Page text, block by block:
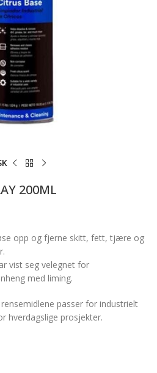
200ML
opp og fjerne skitt, fett, tjære og
vist seg velegnet for
med liming.
passer for industrielt
hverdagslige prosjekter.